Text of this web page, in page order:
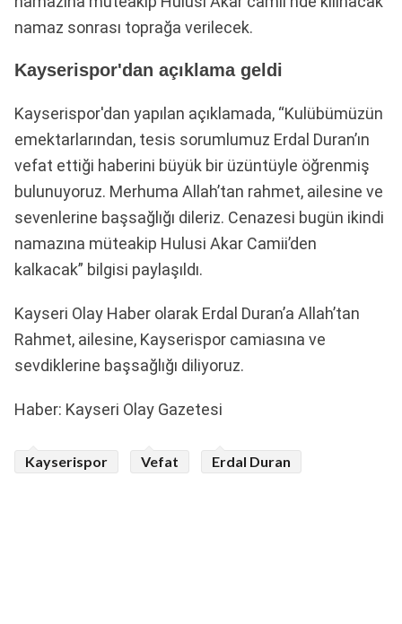
namaz sonrası toprağa verilecek.
Kayserispor'dan açıklama geldi
Kayserispor'dan yapılan açıklamada, “Kulübümüzün
emektarlarından, tesis sorumlumuz Erdal Duran’ın
vefat ettiği haberini büyük bir üzüntüyle öğrenmiş
bulunuyoruz. Merhuma Allah’tan rahmet, ailesine ve
sevenlerine başsağlığı dileriz. Cenazesi bugün ikindi
namazına müteakip Hulusi Akar Camii’den
kalkacak” bilgisi paylaşıldı.
Kayseri Olay Haber olarak Erdal Duran’a Allah’tan
Rahmet, ailesine, Kayserispor camiasına ve
sevdiklerine başsağlığı diliyoruz.
Haber: Kayseri Olay Gazetesi
Kayserispor Vefat Erdal Duran